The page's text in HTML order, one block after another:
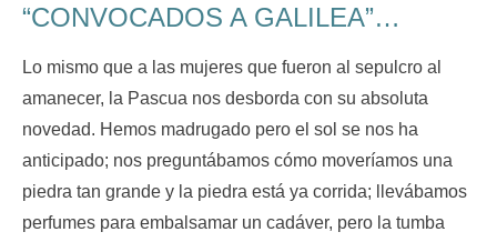
“CONVOCADOS A GALILEA”…
Lo mismo que a las mujeres que fueron al sepulcro al
amanecer, la Pascua nos desborda con su absoluta
novedad. Hemos madrugado pero el sol se nos ha
anticipado; nos preguntábamos cómo moveríamos una
piedra tan grande y la piedra está ya corrida; llevábamos
perfumes para embalsamar un cadáver, pero la tumba